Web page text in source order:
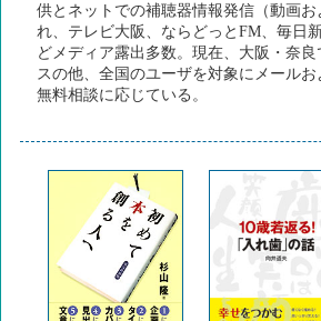
供とネットでの補聴器情報発信（動画
れ、テレビ大阪、ならどっとFM、毎日
どメディア露出多数。現在、大阪・奈
スの他、全国のユーザを対象にメール
無料相談に応じている。